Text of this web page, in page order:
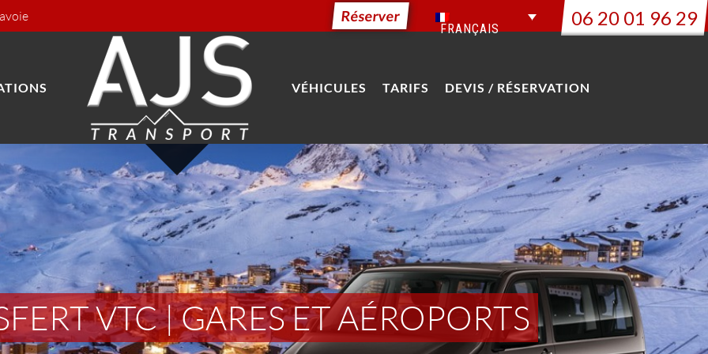
Réserver
FRANÇAIS 06 20 01 96 29
VÉHICULES TARIFS DEVIS / RÉSERVATION
VTC | GARES ET AÉROPORTS